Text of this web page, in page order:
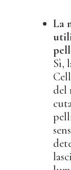
La
Sì,
del